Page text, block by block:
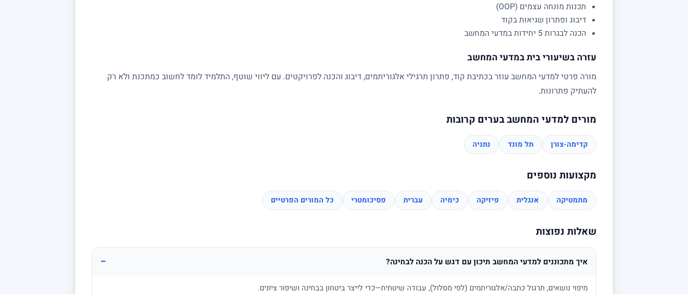
תכנות מונחה עצמים (OOP)
דיבוג ופתרון שגיאות בקוד
הכנה לבגרות 5 יחידות במדעי המחשב
עזרה בשיעורי בית במדעי המחשב
מורה פרטי למדעי המחשב עוזר בכתיבת קוד, פתרון תרגילי אלגוריתמים, דיבוג והכנה לפרויקטים. עם ליווי שוטף, התלמיד לומד לחשוב כמתכנת ולא רק
להעתיק פתרונות.
מורים למדעי המחשב בערים קרובות
קדימה-צורן תל מונד נתניה
מקצועות נוספים
מתמטיקה אנגלית פיזיקה כימיה עברית פסיכומטרי כל המורים הפרטיים
שאלות נפוצות
איך מתכוננים למדעי המחשב תיכון עם דגש על הכנה לבחינה? −
מיפוי נושאים, תרגול כתבה/אלגוריתמים (לפי מסלול), עבודה שיטתית—כדי לייצר ביטחון בבחינה ושיפור ציונים.